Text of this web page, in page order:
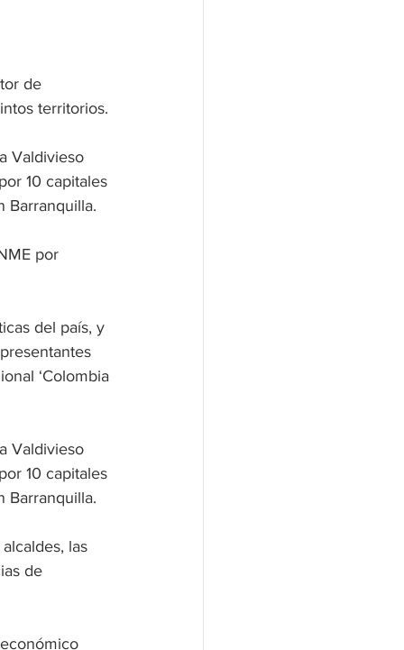
de
territorios.
Valdivieso
10 capitales
Barranquilla.
por
del país, y
‘Colombia
Valdivieso
10 capitales
Barranquilla.
las
de